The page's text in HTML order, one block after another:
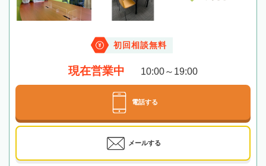
初回相談無料
現在営業中 10:00～19:00
電話する
メールする